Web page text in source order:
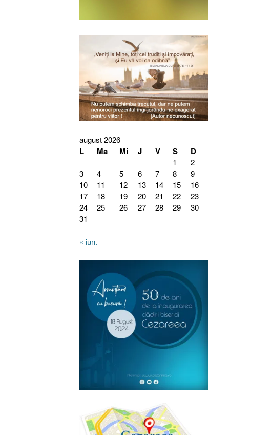
august 2026
L Ma Mi J V S D
1
2
3
4 5 6 7 8
9
10
11 12 13 14 15
16
17
18 19 20 21 22
23
24
25 26 27 28 29
30
31
« iun.